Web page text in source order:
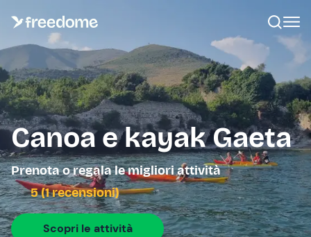
Canoa e kayak Gaeta
Prenota o regala le migliori attività
5 (1 recensioni)
Scopri le attività